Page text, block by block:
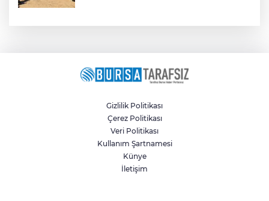
Gizlilik Politikası
Çerez Politikası
Veri Politikası
Kullanım Şartnamesi
Künye
İletişim